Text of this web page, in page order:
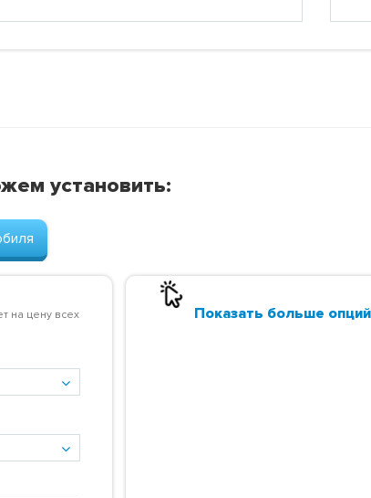
установить:
на цену всех
Показать больше опций